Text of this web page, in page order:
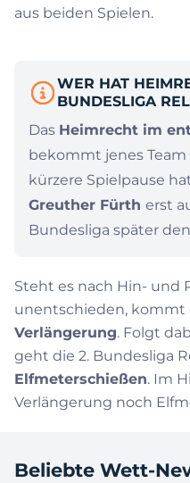
aus beiden Spielen.
WER HAT
BUNDESLIGA
Das Heimrecht im
bekommt jenes
kürzere Spielpause
Greuther Fürth erst
Bundesliga später
Steht es nach Hin- und
unentschieden, kommt
Verlängerung. Folgt
geht die 2. Bundesliga
Elfmeterschießen. Im
Verlängerung noch
Beliebte Wett-